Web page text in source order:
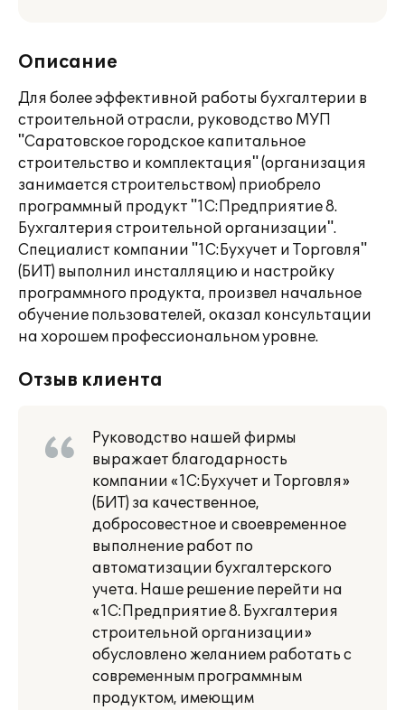
Описание
Для более эффективной работы бухгалтерии в
строительной отрасли, руководство МУП
"Саратовское городское капитальное
строительство и комплектация" (организация
занимается строительством) приобрело
программный продукт "1С:Предприятие 8.
Бухгалтерия строительной организации".
Специалист компании "1С:Бухучет и Торговля"
(БИТ) выполнил инсталляцию и настройку
программного продукта, произвел начальное
обучение пользователей, оказал консультации
на хорошем профессиональном уровне.
Отзыв клиента
Руководство нашей фирмы
выражает благодарность
компании «1С:Бухучет и Торговля»
(БИТ) за качественное,
добросовестное и своевременное
выполнение работ по
автоматизации бухгалтерского
учета. Наше решение перейти на
«1С:Предприятие 8. Бухгалтерия
строительной организации»
обусловлено желанием работать с
современным программным
продуктом, имеющим